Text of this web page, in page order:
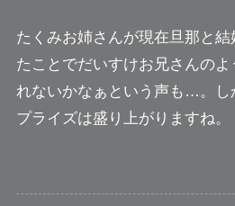
たくみお姉さんが現在旦那と
たことでだいすけお兄さんのよ
れないかなぁという声も…。し
プライズは盛り上がりますね。